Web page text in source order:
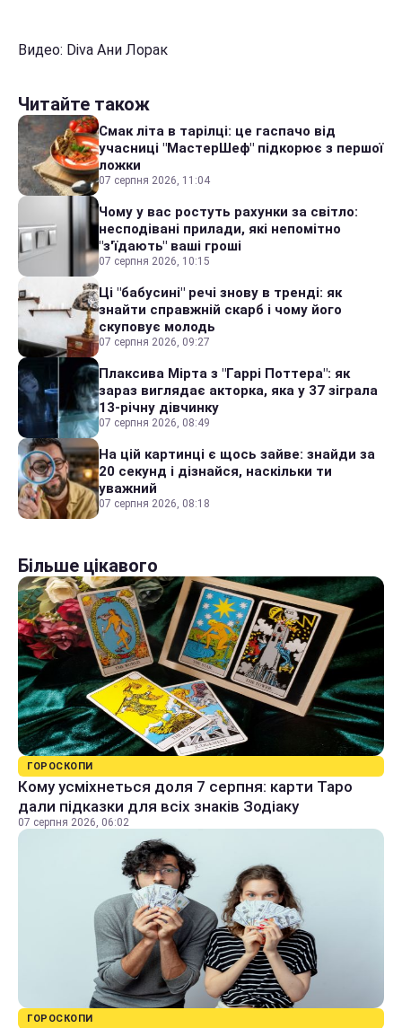
Видео: Diva Ани Лорак
Читайте також
Смак літа в тарілці: це гаспачо від
учасниці "МастерШеф" підкорює з першої
ложки
07 серпня 2026, 11:04
Чому у вас ростуть рахунки за світло:
несподівані прилади, які непомітно
"з'їдають" ваші гроші
07 серпня 2026, 10:15
Ці "бабусині" речі знову в тренді: як
знайти справжній скарб і чому його
скуповує молодь
07 серпня 2026, 09:27
Плаксива Мірта з "Гаррі Поттера": як
зараз виглядає акторка, яка у 37 зіграла
13-річну дівчинку
07 серпня 2026, 08:49
На цій картинці є щось зайве: знайди за
20 секунд і дізнайся, наскільки ти
уважний
07 серпня 2026, 08:18
Більше цікавого
ГОРОСКОПИ
Кому усміхнеться доля 7 серпня: карти Таро
дали підказки для всіх знаків Зодіаку
07 серпня 2026, 06:02
ГОРОСКОПИ